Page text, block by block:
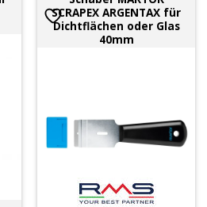
SCRAPEX ARGENTAX für
Dichtflächen oder Glas
40mm